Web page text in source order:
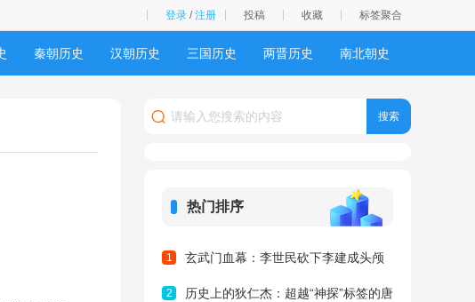
登录 /注册 投稿 收藏 标签聚合
秦朝历史 汉朝历史 三国历史 两晋历史 南北朝史
民国历史
热门排序
1
玄武门血幕：李世民砍下李建成头颅
的权力逻辑与生存法则
2
历史上的狄仁杰：超越“神探”标签的唐